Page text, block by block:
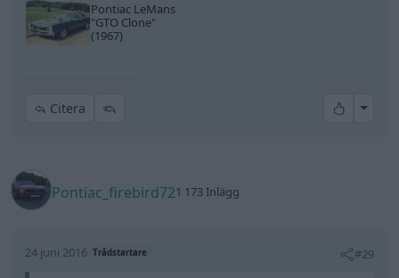
Pontiac LeMans
"GTO Clone"
(1967)
Citera All
Pontiac_firebird721 173 Inlägg
24 juni 2016 Trådstartare #29